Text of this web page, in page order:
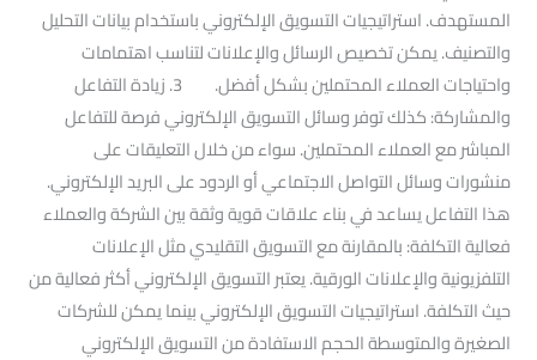
المستهدف. استراتيجيات التسويق الإلكتروني باستخدام بيانات التحليل
والتصنيف. يمكن تخصيص الرسائل والإعلانات لتناسب اهتمامات
واحتياجات العملاء المحتملين بشكل أفضل. 3. زيادة التفاعل
والمشاركة: كذلك توفر وسائل التسويق الإلكتروني فرصة للتفاعل
المباشر مع العملاء المحتملين. سواء من خلال التعليقات على
منشورات وسائل التواصل الاجتماعي أو الردود على البريد الإلكتروني.
هذا التفاعل يساعد في بناء علاقات قوية وثقة بين الشركة والعملاء
فعالية التكلفة: بالمقارنة مع التسويق التقليدي مثل الإعلانات
التلفزيونية والإعلانات الورقية. يعتبر التسويق الإلكتروني أكثر فعالية من
حيث التكلفة. استراتيجيات التسويق الإلكتروني بينما يمكن للشركات
الصغيرة والمتوسطة الحجم الاستفادة من التسويق الإلكتروني